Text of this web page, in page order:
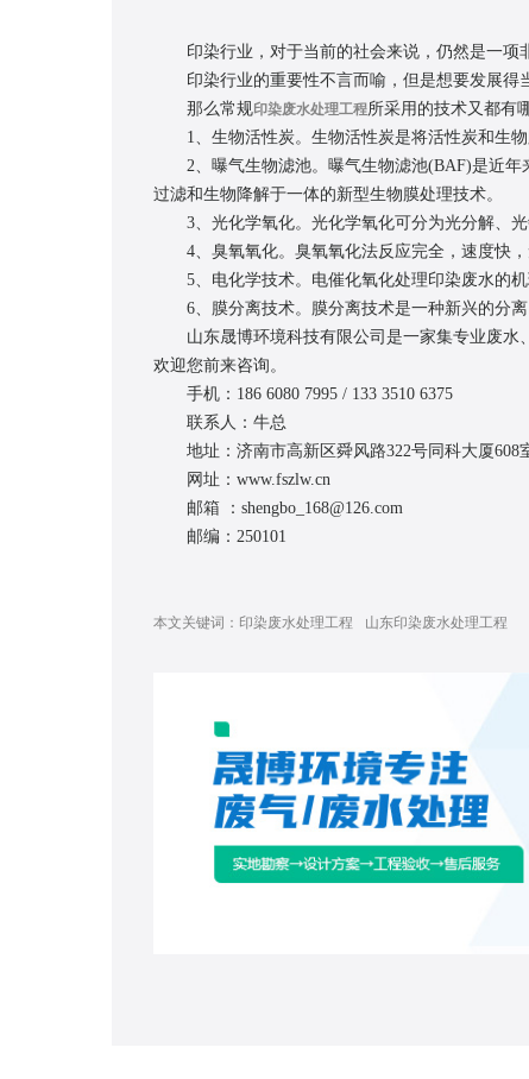
印染行业，对于当前的社会来说，仍然是一项非
印染行业的重要性不言而喻，但是想要发展得
那么常规印染废水处理工程所采用的技术又都有
1、生物活性炭。生物活性炭是将活性炭和生物
2、曝气生物滤池。曝气生物滤池(BAF)是近年
过滤和生物降解于一体的新型生物膜处理技术。
3、光化学氧化。光化学氧化可分为光分解、光
4、臭氧氧化。臭氧氧化法反应完全，速度快，
5、电化学技术。电催化氧化处理印染废水的机
6、膜分离技术。膜分离技术是一种新兴的分离
山东晟博环境科技有限公司是一家集专业废水
欢迎您前来咨询。
手机：186 6080 7995 / 133 3510 6375
联系人：牛总
地址：济南市高新区舜风路322号同科大厦608
网址：www.fszlw.cn
邮箱 ：shengbo_168@126.com
邮编：250101
本文关键词： 印染废水处理工程 山东印染废水处理工程